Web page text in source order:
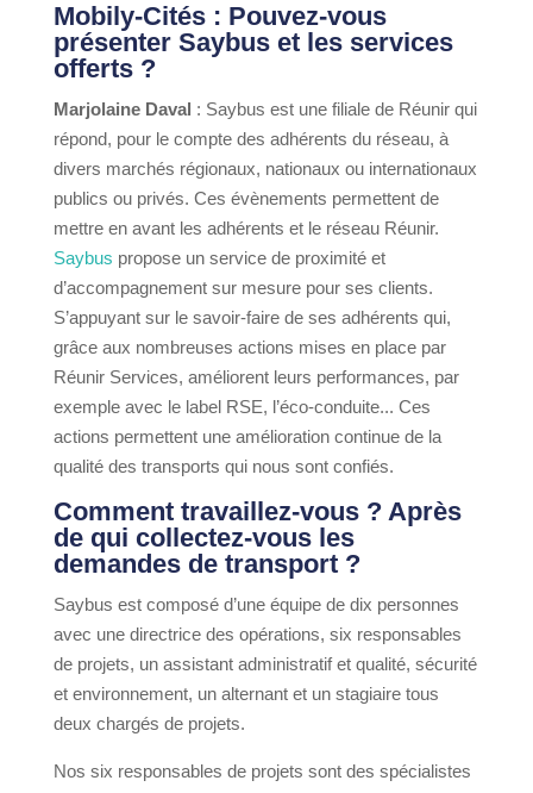
Mobily-Cités : Pouvez-vous
présenter Saybus et les services
offerts ?
Marjolaine Daval : Saybus est une filiale de Réunir qui
répond, pour le compte des adhérents du réseau, à
divers marchés régionaux, nationaux ou internationaux
publics ou privés. Ces évènements permettent de
mettre en avant les adhérents et le réseau Réunir.
Saybus propose un service de proximité et
d’accompagnement sur mesure pour ses clients.
S’appuyant sur le savoir-faire de ses adhérents qui,
grâce aux nombreuses actions mises en place par
Réunir Services, améliorent leurs performances, par
exemple avec le label RSE, l’éco-conduite... Ces
actions permettent une amélioration continue de la
qualité des transports qui nous sont confiés.
Comment travaillez-vous ? Après
de qui collectez-vous les
demandes de transport ?
Saybus est composé d’une équipe de dix personnes
avec une directrice des opérations, six responsables
de projets, un assistant administratif et qualité, sécurité
et environnement, un alternant et un stagiaire tous
deux chargés de projets.
Nos six responsables de projets sont des spécialistes